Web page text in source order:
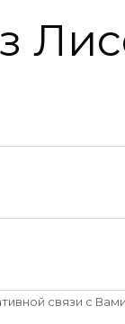
связи c Вами